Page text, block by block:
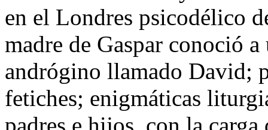
en el Londres psicodélico
madre de Gaspar conoció
andrógino llamado David;
fetiches; enigmáticas